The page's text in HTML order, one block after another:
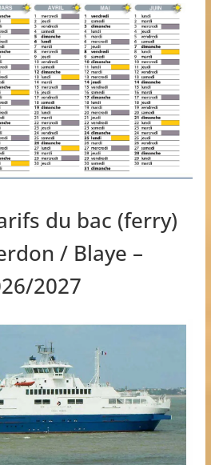
du bac (ferry)
/ Blaye –
2027